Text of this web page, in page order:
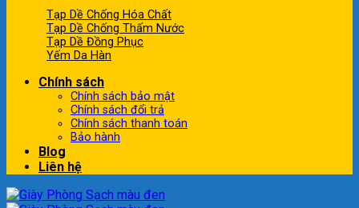
Tạp Dề Chống Hóa Chất
Tạp Dề Chống Thấm Nước
Tạp Dề Đồng Phục
Yếm Da Hàn
Chính sách
Chính sách bảo mật
Chính sách đổi trả
Chính sách thanh toán
Bảo hành
Blog
Liên hệ